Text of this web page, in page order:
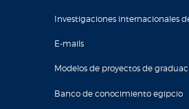
Investigaciones internacionales
E-mails
Modelos de proyectos de
Banco de conocimiento egipcio